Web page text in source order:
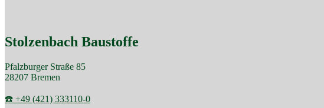
Stolzenbach Baustoffe
Pfalzburger Straße 85
28207 Bremen
☎️ +49 (421) 333110-0